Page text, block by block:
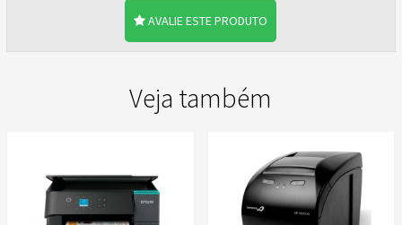
AVALIE ESTE PRODUTO
Veja também